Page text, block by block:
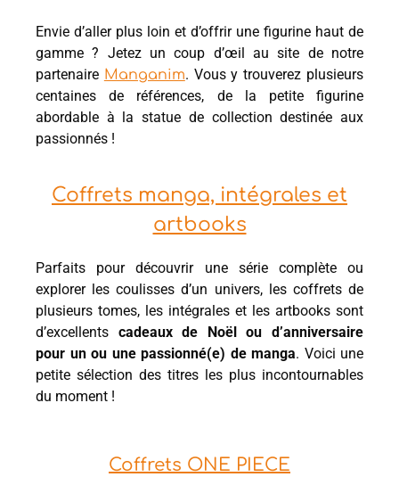
Envie d’aller plus loin et d’offrir une figurine haut de
gamme ? Jetez un coup d’œil au site de notre
partenaire Manganim. Vous y trouverez plusieurs
centaines de références, de la petite figurine
abordable à la statue de collection destinée aux
passionnés !
Coffrets manga, intégrales et
artbooks
Parfaits pour découvrir une série complète ou
explorer les coulisses d’un univers, les coffrets de
plusieurs tomes, les intégrales et les artbooks sont
d’excellents cadeaux de Noël ou d’anniversaire
pour un ou une passionné(e) de manga. Voici une
petite sélection des titres les plus incontournables
du moment !
Coffrets ONE PIECE